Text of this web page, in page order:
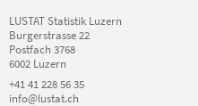
LUSTAT Statistik Luzern
Burgerstrasse 22
Postfach 3768
6002 Luzern
+41 41 228 56 35
info@lustat.ch